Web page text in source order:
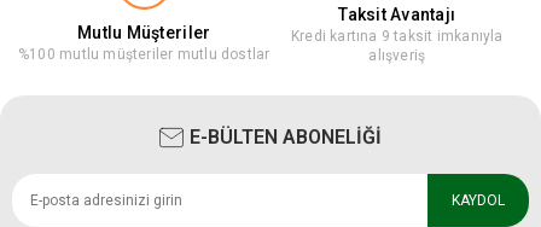
Mutlu Müşteriler
%100 mutlu müşteriler mutlu dostlar
Taksit Avantajı
Kredi kartına 9 taksit imkanıyla
alışveriş
E-BÜLTEN ABONELİĞİ
KAYDOL